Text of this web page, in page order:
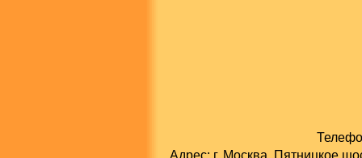
Адрес: г. Москва, Пятницкое